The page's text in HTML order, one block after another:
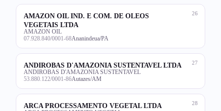
26
AMAZON OIL IND. E COM. DE OLEOS
VEGETAIS LTDA
AMAZON OIL
07.928.840/0001-68Ananindeua/PA
27
ANDIROBAS D'AMAZONIA SUSTENTAVEL LTDA
ANDIROBAS D'AMAZONIA SUSTENTAVEL
53.880.122/0001-86Autazes/AM
28
ARCA PROCESSAMENTO VEGETAL LTDA